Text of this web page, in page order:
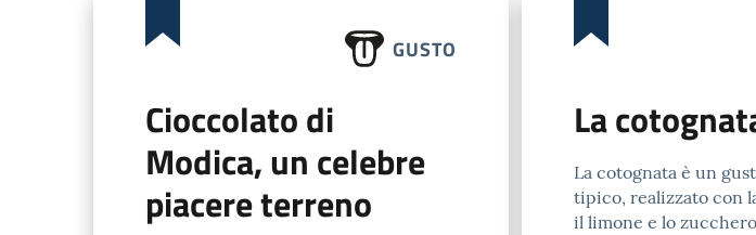
GUSTO
Cioccolato di
Modica, un celebre
piacere terreno
La
La cotognata è un
tipico, realizzato con
il limone e lo